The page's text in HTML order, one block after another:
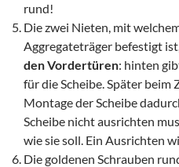
rund!
Die zwei Nieten, mit
Aggregateträger befestigt
den Vordertüren: hinten
für die Scheibe. Später
Montage der Scheibe
Scheibe nicht ausrichten
wie sie soll. Ein Ausrichten
Die goldenen Schrauben